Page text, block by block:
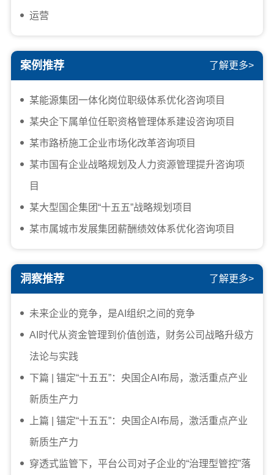
运营
案例推荐 了解更多>
某能源集团一体化岗位职级体系优化咨询项目
某央企下属单位任职资格管理体系建设咨询项目
某市路桥施工企业市场化改革咨询项目
某市国有企业战略规划及人力资源管理提升咨询项
目
某大型国企集团“十五五”战略规划项目
某市属城市发展集团薪酬绩效体系优化咨询项目
洞察推荐 了解更多>
未来企业的竞争，是AI组织之间的竞争
AI时代从资金管理到价值创造，财务公司战略升级方
法论与实践
下篇 | 锚定“十五五”：央国企AI布局，激活重点产业
新质生产力
上篇 | 锚定“十五五”：央国企AI布局，激活重点产业
新质生产力
穿透式监管下，平台公司对子企业的“治理型管控”落